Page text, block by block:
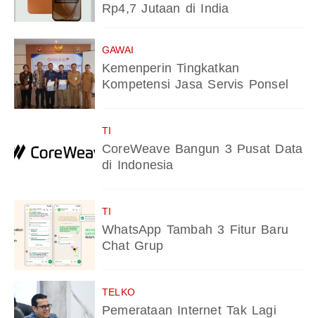
Rp4,7 Jutaan di India
GAWAI
Kemenperin Tingkatkan
Kompetensi Jasa Servis Ponsel
TI
CoreWeave Bangun 3 Pusat Data
di Indonesia
TI
WhatsApp Tambah 3 Fitur Baru
Chat Grup
TELKO
Pemerataan Internet Tak Lagi